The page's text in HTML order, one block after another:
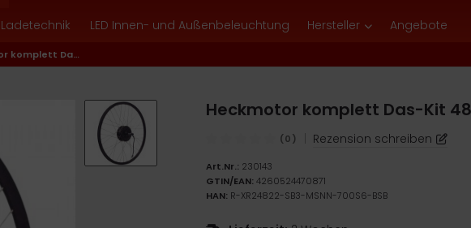
LED Innen- und Außenbeleuchtung Hersteller Angebote
Heckmotor komplett Das-Kit 48V 250W 28-29 Zoll
Heckmotor komplett Das-Kit
(0) Rezension schreiben
Art.Nr.: 230143
GTIN/EAN: 4260524470871
HAN: R-XR24822-SB3-MSNN-700S6-BSB